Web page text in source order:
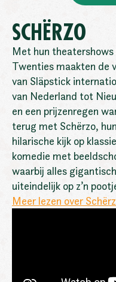
SCHËRZO
Met hun
Twenties maakten de
van Släpstick
van Nederland tot
en een prijzenregen
terug met Schërzo,
hilarische kijk op
komedie met
waarbij alles
uiteindelijk op z’n
Meer lezen over